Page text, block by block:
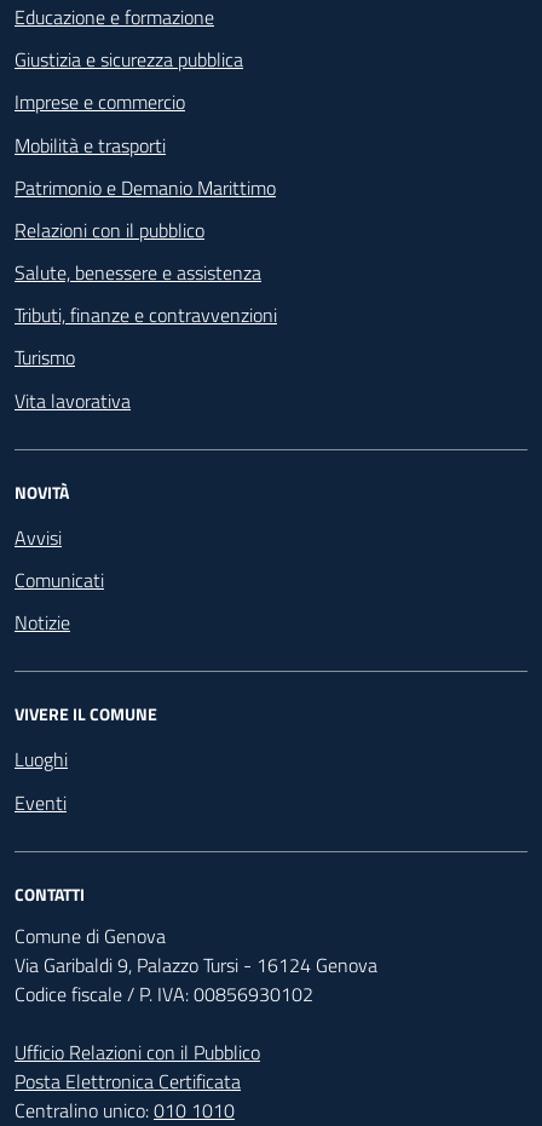
Educazione e formazione
Giustizia e sicurezza pubblica
Imprese e commercio
Mobilità e trasporti
Patrimonio e Demanio Marittimo
Relazioni con il pubblico
Salute, benessere e assistenza
Tributi, finanze e contravvenzioni
Turismo
Vita lavorativa
NOVITÀ
Avvisi
Comunicati
Notizie
VIVERE IL COMUNE
Luoghi
Eventi
CONTATTI
Comune di Genova
Via Garibaldi 9, Palazzo Tursi - 16124 Genova
Codice fiscale / P. IVA: 00856930102
Ufficio Relazioni con il Pubblico
Posta Elettronica Certificata
Centralino unico:010 1010